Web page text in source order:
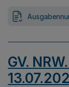
GV.